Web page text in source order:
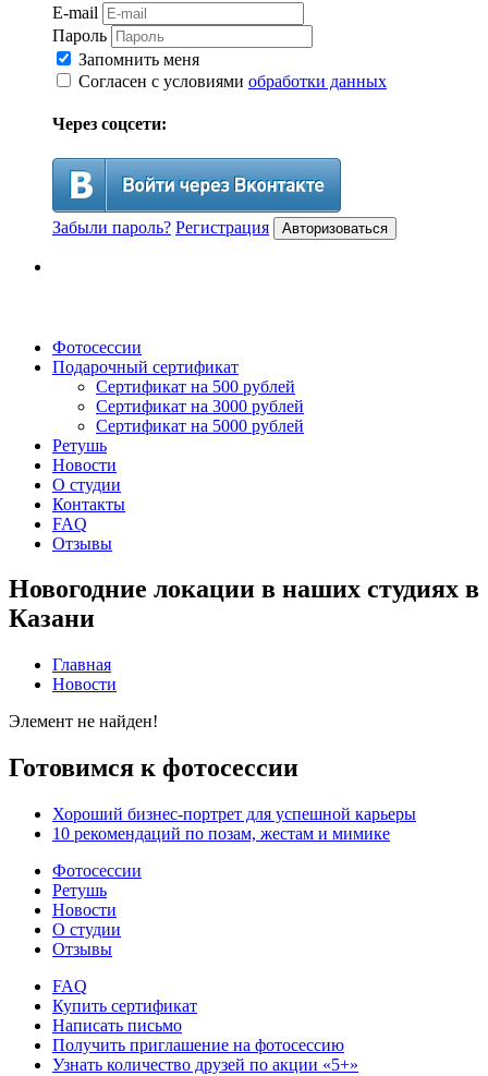
E-mail
Пароль
Запомнить меня
Согласен с условиями обработки данных
Через соцсети:
Забыли пароль? Регистрация Авторизоваться
Фотосессии
Подарочный сертификат
Сертификат на 500 рублей
Сертификат на 3000 рублей
Сертификат на 5000 рублей
Ретушь
Новости
О студии
Контакты
FAQ
Отзывы
Новогодние локации в наших студиях в
Казани
Главная
Новости
Элемент не найден!
Готовимся к фотосессии
Хороший бизнес-портрет для успешной карьеры
10 рекомендаций по позам, жестам и мимике
Фотосессии
Ретушь
Новости
О студии
Отзывы
FAQ
Купить сертификат
Написать письмо
Получить приглашение на фотосессию
Узнать количество друзей по акции «5+»